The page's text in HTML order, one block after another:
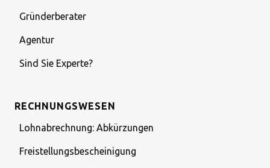
Gründerberater
Agentur
Sind Sie Experte?
RECHNUNGSWESEN
Lohnabrechnung: Abkürzungen
Freistellungsbescheinigung